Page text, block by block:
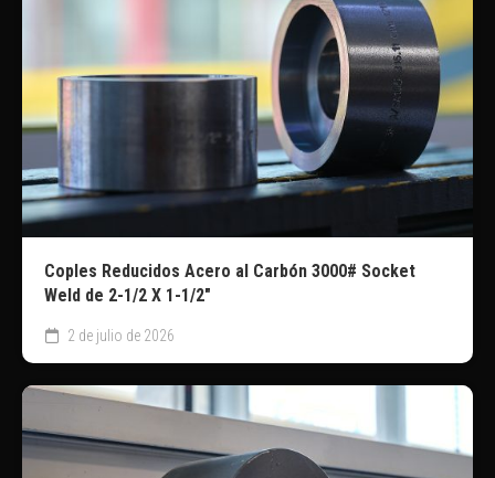
Coples Reducidos Acero al Carbón 3000# Socket
Weld de 2-1/2 X 1-1/2″
2 de julio de 2026